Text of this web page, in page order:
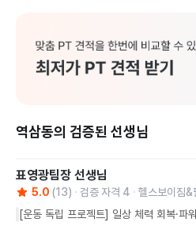
역삼동의 검증된 선생님
표영광팀장 선생님
5.0 (13) 검증 자격 4
헬스보이짐&
[운동 독립 프로젝트] 일상 체력 회복·파